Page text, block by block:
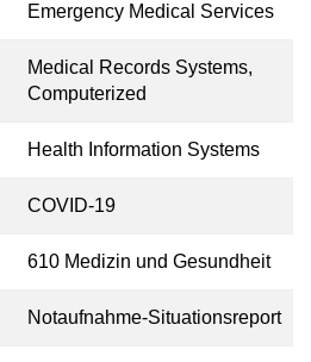
Emergency Medical Services
Medical Records Systems,
Computerized
Health Information Systems
COVID-19
610 Medizin und Gesundheit
Notaufnahme-Situationsreport